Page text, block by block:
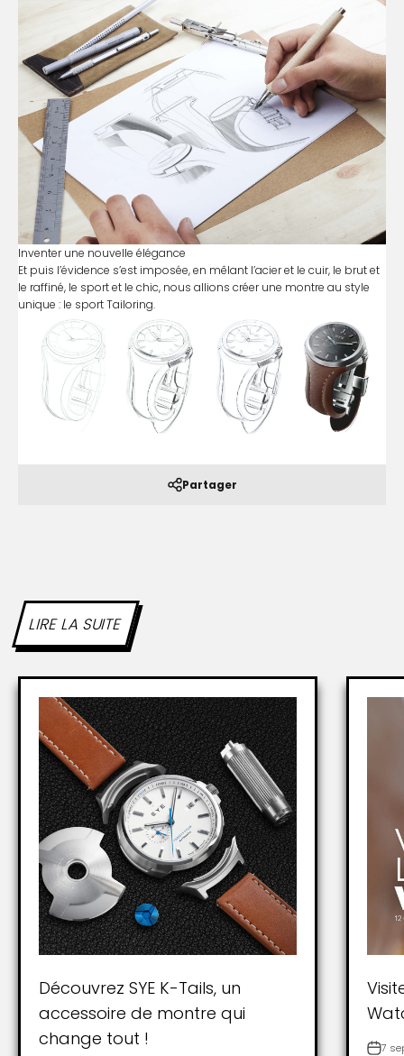
Inventer une nouvelle élégance
Et puis l’évidence s’est imposée, en mêlant l’acier et le cuir, le brut et
le raffiné, le sport et le chic, nous allions créer une montre au style
unique : le sport Tailoring.
Partager
LIRE LA SUITE
Découvrez SYE K-Tails, un
accessoire de montre qui
change tout !
7